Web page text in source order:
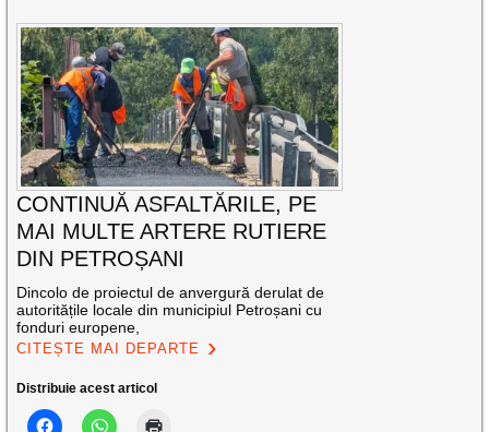
CONTINUĂ ASFALTĂRILE, PE
MAI MULTE ARTERE RUTIERE
DIN PETROȘANI
Dincolo de proiectul de anvergură derulat de
autoritățile locale din municipiul Petroșani cu
fonduri europene,
CITEȘTE MAI DEPARTE
Distribuie acest articol